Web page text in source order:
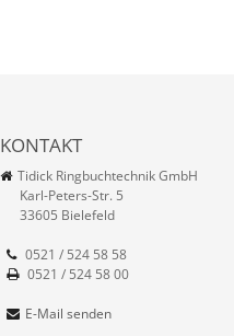
KONTAKT
Tidick Ringbuchtechnik GmbH
Karl-Peters-Str. 5
33605 Bielefeld
0521 / 524 58 58
0521 / 524 58 00
E-Mail senden